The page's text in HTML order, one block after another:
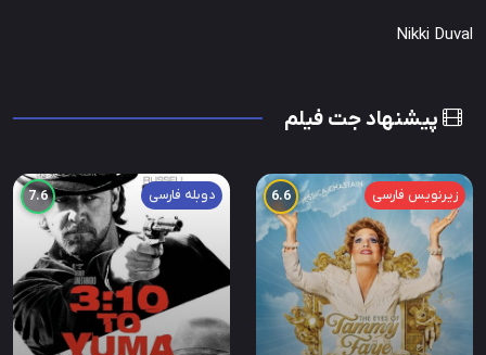
Nikki Duval
پیشنهاد جت فیلم
زیرنویس فارسی 6.6 دوبله فارسی 7.6